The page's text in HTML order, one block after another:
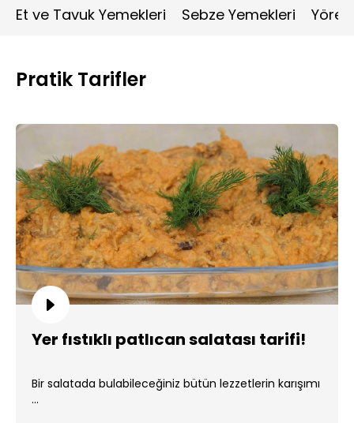
Et ve Tavuk Yemekleri Sebze Yemekleri
Pratik Tarifler
Yer fıstıklı patlıcan salatası tarifi!
Bir salatada bulabileceğiniz bütün lezzetlerin karışımı
...